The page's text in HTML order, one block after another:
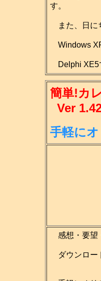
す。
また、日に
Windows
Delphi XE5
簡単!カ
Ver
手軽に
感想・要望
ダウンロー